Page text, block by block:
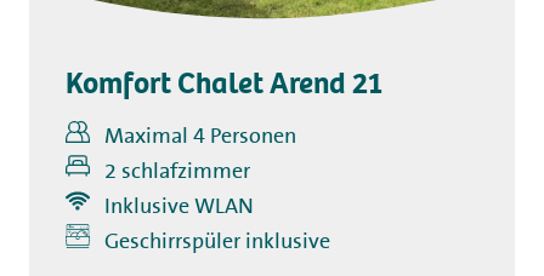
Komfort Chalet Arend 21
Maximal 4 Personen
2 schlafzimmer
Inklusive WLAN
Geschirrspüler inklusive